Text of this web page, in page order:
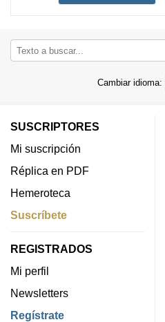
Cambiar idioma:
SUSCRIPTORES
Mi suscripción
Réplica en PDF
Hemeroteca
Suscríbete
REGISTRADOS
Mi perfil
Newsletters
Regístrate